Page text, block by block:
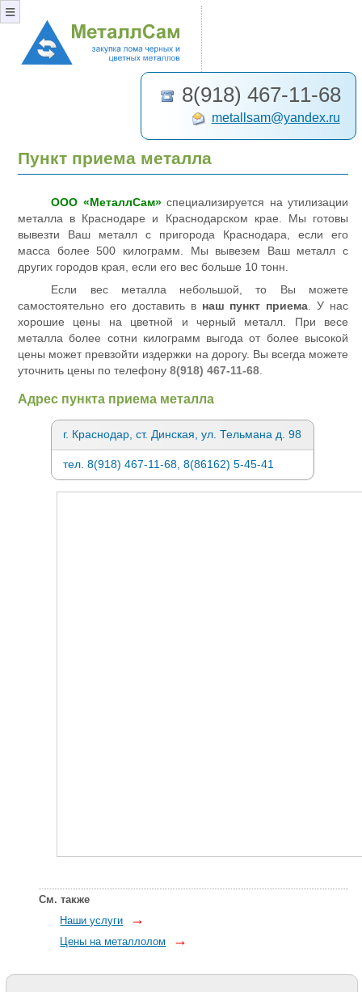
8(918) 467-11-68
metallsam@yandex.ru
≡
Пункт приема металла
ООО «МеталлСам»специализируется на утилизации
металла в Краснодаре и Краснодарском крае. Мы готовы
вывезти Ваш металл с пригорода Краснодара, если его
масса более 500 килограмм. Мы вывезем Ваш металл с
других городов края, если его вес больше 10 тонн.
Если вес металла небольшой, то Вы можете
самостоятельно его доставить в наш пункт приема. У нас
хорошие цены на цветной и черный металл. При весе
металла более сотни килограмм выгода от более высокой
цены может превзойти издержки на дорогу. Вы всегда можете
уточнить цены по телефону 8(918) 467-11-68.
Адрес пункта приема металла
г. Краснодар, ст. Динская, ул. Тельмана д. 98
тел. 8(918) 467-11-68, 8(86162) 5-45-41
См. также
Наши услуги
→
Цены на металлолом →